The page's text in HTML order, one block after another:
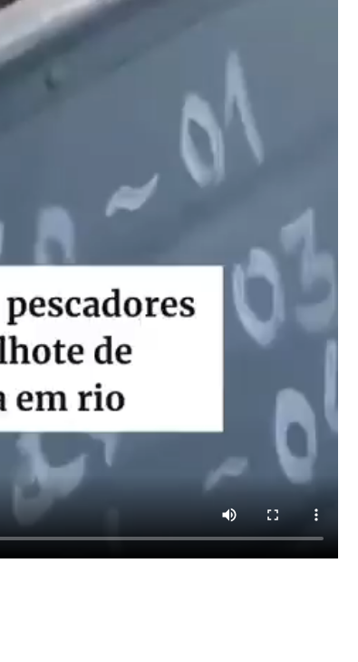
de prestadores de serviços para o Manausmed
Federal, Viviane Lima(MDB) desponta nas pesquisas de
da Amazonas Energia que tentava instalar novos
na segunda quinzena de Junho, afirma Menezes
mostrar nossa força’, diz Arthur ao ser ovacionado em
da Prefeitura ofertam vacina contra a Covid-19 nesta
de indenizações do Anel Viário Leste
milhões de inscrições confirmadas no Brasil
a viajar ao espaço, confira agora:
do nível médio acontecem neste domingo em Manaus